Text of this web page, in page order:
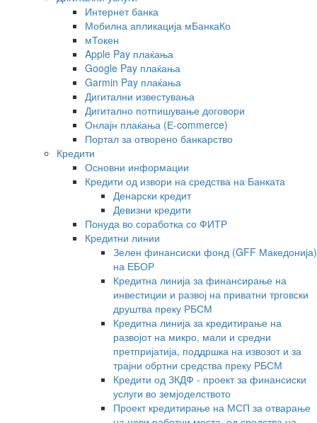
Интернет банка
Мобилна апликација мБанкаКо
мТокен
Apple Pay плаќања
Google Pay плаќања
Garmin Pay плаќања
Дигитални известувања
Дигитално потпишување договори
Онлајн плаќања (Е-commerce)
Портал за отворено банкарство
Кредити
Основни информации
Кредити од извори на средства на Банката
Денарски кредит
Девизни кредити
Понуда во соработка со ФИТР
Кредитни линии
Зелен финансиски фонд (GFF Македонија)
на ЕБОР
Кредитна линија за финансирање на
инвестиции и развој на приватни трговски
друштва преку РБСМ
Кредитна линија за кредитирање на
развојот на микро, мали и средни
претпријатија, поддршка на извозот и за
трајни обртни средства преку РБСМ
Кредити од ЗКДФ - проект за финансиски
услуги во земјоделството
Проект кредитирање на МСП за отварање